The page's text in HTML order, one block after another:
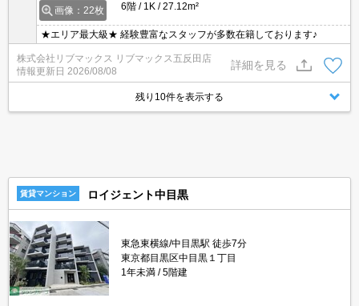
画像：22枚
6階
1K 27.12m²
★エリア最大級★ 経験豊富なスタッフが多数在籍しております♪
株式会社リブマックス リブマックス五反田店
情報更新日 2026/08/08
詳細を見る
残り10件を表示する
賃貸マンション ロイジェント中目黒
東急東横線/中目黒駅 徒歩7分
東京都目黒区中目黒１丁目
1年未満
5階建